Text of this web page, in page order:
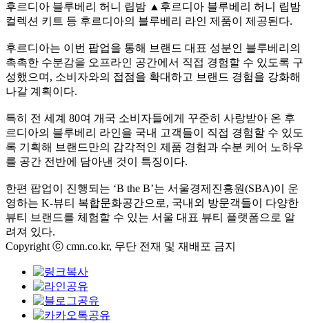
후르디아 블루베리 허니 립밤 ▲후르디아 블루베리 허니 립밤
컬렉션 키트 등 후르디아의 블루베리 라인 제품이 제공된다.
후르디아는 이번 팝업을 통해 브랜드 대표 성분인 블루베리의
촉촉한 수분감을 오프라인 공간에서 직접 경험할 수 있도록 구
성했으며, 소비자와의 접점을 확대하고 브랜드 경험을 강화해
나갈 계획이다.
특히 전 세계 80여 개국 소비자들에게 꾸준히 사랑받아 온 후
르디아의 블루베리 라인을 국내 고객들이 직접 경험할 수 있도
록 기획해 브랜드만의 감각적인 제품 경험과 수분 케어 노하우
를 공간 전반에 담아낸 것이 특징이다.
한편 팝업이 진행되는 ‘B the B’는 서울경제진흥원(SBA)이 운
영하는 K-뷰티 복합문화공간으로, 국내외 방문객들이 다양한
뷰티 브랜드를 체험할 수 있는 서울 대표 뷰티 플랫폼으로 알
려져 있다.
Copyright ⓒ cmn.co.kr, 무단 전재 및 재배포 금지